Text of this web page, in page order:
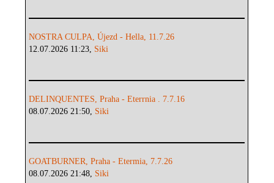
NOSTRA CULPA, Újezd - Hella, 11.7.26
12.07.2026 11:23, Siki
DELINQUENTES, Praha - Eterrnia . 7.7.16
08.07.2026 21:50, Siki
GOATBURNER, Praha - Etermia, 7.7.26
08.07.2026 21:48, Siki